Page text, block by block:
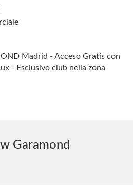
Madrid - Acceso Gratis con
- Esclusivo club nella zona
Garamond